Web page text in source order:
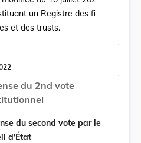
un Registre des fi
et des trusts.
du 2nd vote
du second vote par le
d'État